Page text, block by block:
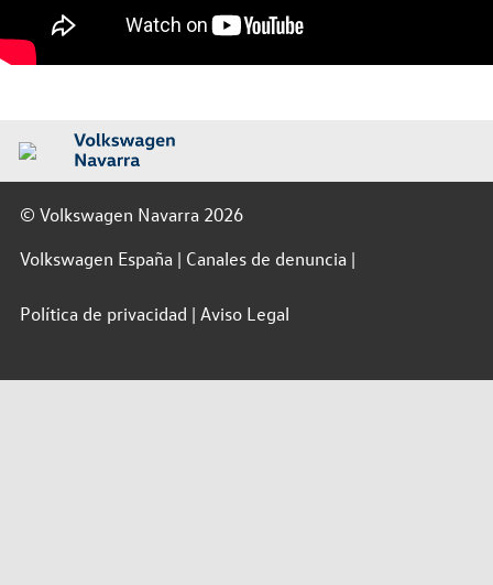
© Volkswagen Navarra 2026
Volkswagen España
Canales de denuncia
Política de privacidad Aviso Legal